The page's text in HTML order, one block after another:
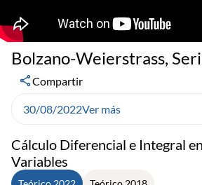
Cálculo Diferencial e Integral
Variables
Bolzano-Weierstrass,
Compartir
30/08/2022Ver más